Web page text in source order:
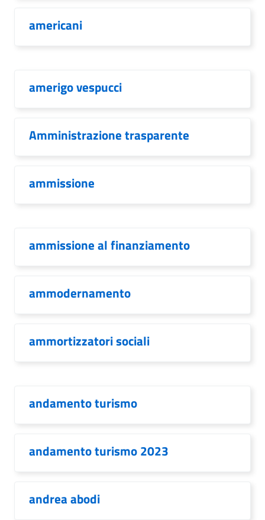
americani
amerigo vespucci
Amministrazione trasparente
ammissione
ammissione al finanziamento
ammodernamento
ammortizzatori sociali
andamento turismo
andamento turismo 2023
andrea abodi